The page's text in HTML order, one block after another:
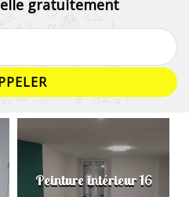
gratuitement
Peinture intérieur 16